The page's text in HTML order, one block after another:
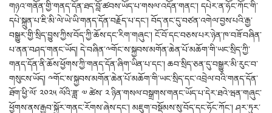
གཉའ་གནོན་གྱི་གནད་དོན་ཐད་བློ་ཚབས་ཡོད་པ་གསལ་འདོན་གནང་། དཔེར་ན་ཧོང་ཀོང་གི་
དཔེ་སྐྲུན་པ་ཇི་མི་ལེ་ཡེ་ཡི་གནད་དོན་བརྗོད་པ་དང་། བོད་ནང་དུ་བཙན་འགེལ་བྱས་པའི་རྒྱ་
བསྒྱུར་གྱི་སྲིད་བྱུས་ཀྱིས་བོད་ཀྱི་ཆོས་དང་རིག་གཞུང་། ངོ་བོ་དང་བཅས་པར་ཉེན་ཁ་བཟོ་བཞིན་
པ་ནན་བཤད་གནང་ཡོད། དེ་བཞིན་༸གོང་ས་སྐྱབས་མགོན་ཆེན་པོ་མཆོག་གི་ཡང་སྲིད་ཀྱི་
གནད་དོན་ནི་ཆོས་ཕྱོགས་ཀྱི་གནད་དོན་ཞིག་ཡིན་པ་དང་། ཆབ་སྲིད་ཅན་དུ་བསྒྱུར་མི་རུང་བ་
གསུངས་ཡོད། ༸གོང་ས་སྐྱབས་མགོན་ཆེན་པོ་མཆོག་གི་ཡང་སྲིད་དང་འབྲེལ་བའི་གནད་དོན་
ཐོག་ཕྱི་ལོ་ ༢༠༢༥ ལོའི་ཟླ་ ༧ ཚེས་ ༢ ཉིན་གསལ་བསྒྲགས་གནང་ཡོད་པ་དེར་ཐའེ་ཝན་གཞུང་
ཕྱོགས་ནས་རྒྱབ་སྐྱོར་གནང་རོགས་ཞེས་དང་། མཇུག་བསྡོམས་སུ་བོད་དང་ཧོང་ཀོང་། ཤར་ཏུར་